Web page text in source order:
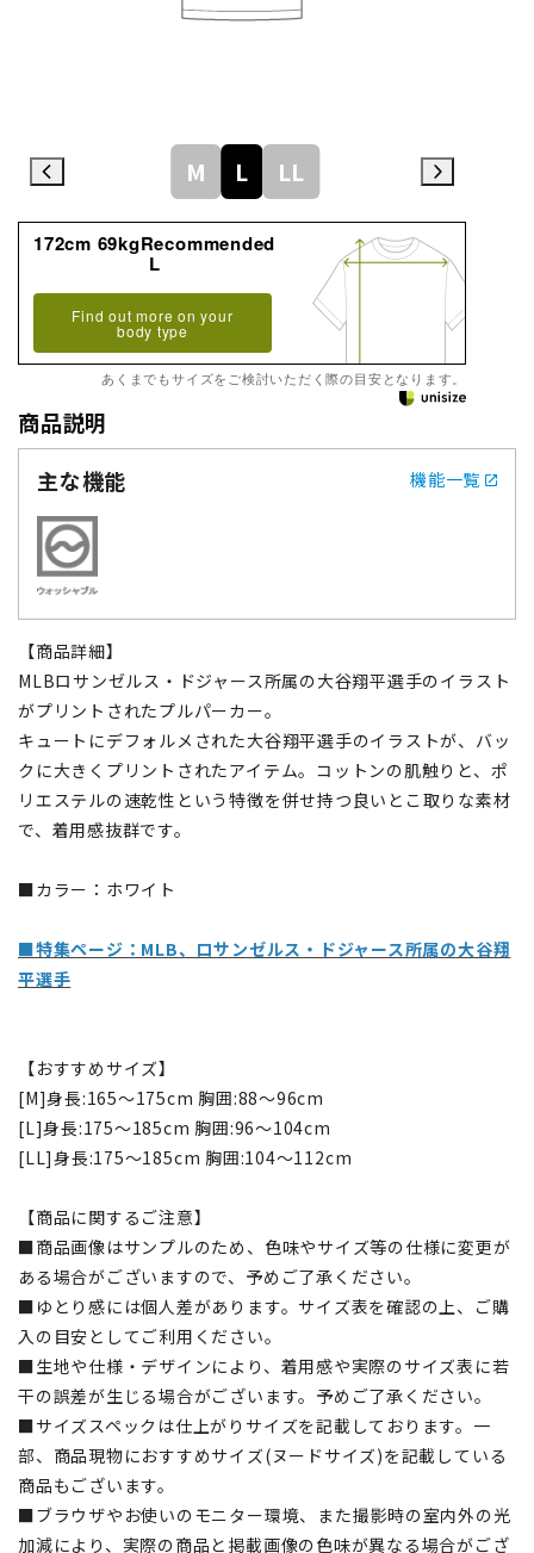
M L LL
172cm 69kgRecommended
L
Find out more on your
body type
あくまでもサイズをご検討いただく際の目安となります。
商品説明
主な機能
機能一覧
【商品詳細】
MLBロサンゼルス・ドジャース所属の大谷翔平選手のイラスト
がプリントされたプルパーカー。
キュートにデフォルメされた大谷翔平選手のイラストが、バッ
クに大きくプリントされたアイテム。コットンの肌触りと、ポ
リエステルの速乾性という特徴を併せ持つ良いとこ取りな素材
で、着用感抜群です。
■カラー：ホワイト
■特集ページ：MLB、ロサンゼルス・ドジャース所属の大谷翔
平選手
【おすすめサイズ】
[M]身長:165～175cm 胸囲:88～96cm
[L]身長:175～185cm 胸囲:96～104cm
[LL]身長:175～185cm 胸囲:104～112cm
【商品に関するご注意】
■商品画像はサンプルのため、色味やサイズ等の仕様に変更が
ある場合がございますので、予めご了承ください。
■ゆとり感には個人差があります。サイズ表を確認の上、ご購
入の目安としてご利用ください。
■生地や仕様・デザインにより、着用感や実際のサイズ表に若
干の誤差が生じる場合がございます。予めご了承ください。
■サイズスペックは仕上がりサイズを記載しております。一
部、商品現物におすすめサイズ(ヌードサイズ)を記載している
商品もございます。
■ブラウザやお使いのモニター環境、また撮影時の室内外の光
加減により、実際の商品と掲載画像の色味が異なる場合がござ